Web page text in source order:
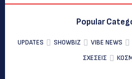
Popular
UPDATES SHOWBIZ VIBE NEWS
ΣΧΕΣΕΙΣ